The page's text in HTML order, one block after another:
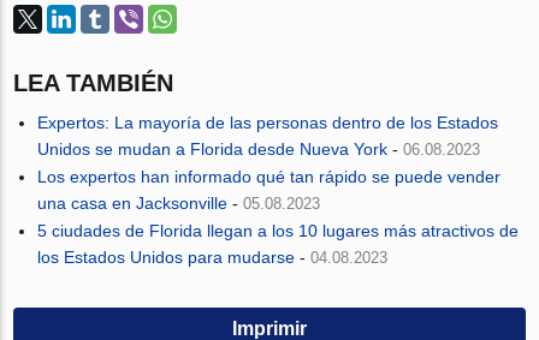
LEA TAMBIÉN
Expertos: La mayoría de las personas dentro de los Estados
Unidos se mudan a Florida desde Nueva York -06.08.2023
Los expertos han informado qué tan rápido se puede vender
una casa en Jacksonville -05.08.2023
5 ciudades de Florida llegan a los 10 lugares más atractivos de
los Estados Unidos para mudarse -04.08.2023
Imprimir